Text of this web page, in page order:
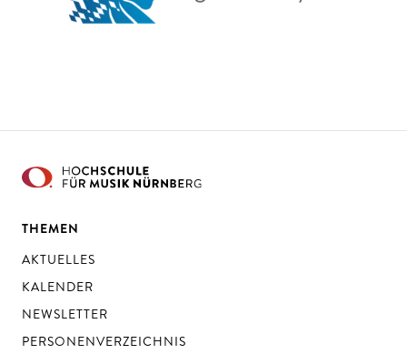
THEMEN
AKTUELLES
KALENDER
NEWSLETTER
PERSONENVERZEICHNIS